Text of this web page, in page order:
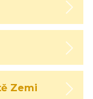
Zemi